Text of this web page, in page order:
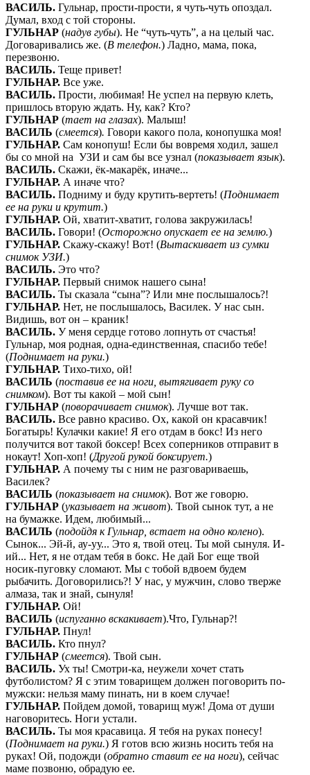
ВАСИЛЬ. Гульнар, прости-прости, я чуть-чуть опоздал.
Думал, вход с той стороны.
ГУЛЬНАР (надув губы). Не “чуть-чуть”, а на целый час.
Договаривались же. (В телефон.) Ладно, мама, пока,
перезвоню.
ВАСИЛЬ. Теще привет!
ГУЛЬНАР. Все уже.
ВАСИЛЬ. Прости, любимая! Не успел на первую клеть,
пришлось вторую ждать. Ну, как? Кто?
ГУЛЬНАР (тает на глазах). Малыш!
ВАСИЛЬ (смеется). Говори какого пола, конопушка моя!
ГУЛЬНАР. Сам конопуш! Если бы вовремя ходил, зашел
бы со мной на УЗИ и сам бы все узнал (показывает язык).
ВАСИЛЬ. Скажи, ёк-макарёк, иначе...
ГУЛЬНАР. А иначе что?
ВАСИЛЬ. Подниму и буду крутить-вертеть! (Поднимает
ее на руки и крутит.)
ГУЛЬНАР. Ой, хватит-хватит, голова закружилась!
ВАСИЛЬ. Говори! (Осторожно опускает ее на землю.)
ГУЛЬНАР. Скажу-скажу! Вот! (Вытаскивает из сумки
снимок УЗИ.)
ВАСИЛЬ. Это что?
ГУЛЬНАР. Первый снимок нашего сына!
ВАСИЛЬ. Ты сказала “сына”? Или мне послышалось?!
ГУЛЬНАР. Нет, не послышалось, Василек. У нас сын.
Видишь, вот он – краник!
ВАСИЛЬ. У меня сердце готово лопнуть от счастья!
Гульнар, моя родная, одна-единственная, спасибо тебе!
(Поднимает на руки.)
ГУЛЬНАР. Тихо-тихо, ой!
ВАСИЛЬ (поставив ее на ноги, вытягивает руку со
снимком). Вот ты какой – мой сын!
ГУЛЬНАР (поворачивает снимок). Лучше вот так.
ВАСИЛЬ. Все равно красиво. Ох, какой он красавчик!
Богатырь! Кулачки какие! Я его отдам в бокс! Из него
получится вот такой боксер! Всех соперников отправит в
нокаут! Хоп-хоп! (Другой рукой боксирует.)
ГУЛЬНАР. А почему ты с ним не разговариваешь,
Василек?
ВАСИЛЬ (показывает на снимок). Вот же говорю.
ГУЛЬНАР (указывает на живот). Твой сынок тут, а не
на бумажке. Идем, любимый...
ВАСИЛЬ (подойдя к Гульнар, встает на одно колено).
Сынок... Эй-й, ау-уу... Это я, твой отец. Ты мой сынуля. И-
ий... Нет, я не отдам тебя в бокс. Не дай Бог еще твой
носик-пуговку сломают. Мы с тобой вдвоем будем
рыбачить. Договорились?! У нас, у мужчин, слово тверже
алмаза, так и знай, сынуля!
ГУЛЬНАР. Ой!
ВАСИЛЬ (испуганно вскакивает).Что, Гульнар?!
ГУЛЬНАР. Пнул!
ВАСИЛЬ. Кто пнул?
ГУЛЬНАР (смеется). Твой сын.
ВАСИЛЬ. Ух ты! Смотри-ка, неужели хочет стать
футболистом? Я с этим товарищем должен поговорить по-
мужски: нельзя маму пинать, ни в коем случае!
ГУЛЬНАР. Пойдем домой, товарищ муж! Дома от души
наговоритесь. Ноги устали.
ВАСИЛЬ. Ты моя красавица. Я тебя на руках понесу!
(Поднимает на руки.) Я готов всю жизнь носить тебя на
руках! Ой, подожди (обратно ставит ее на ноги), сейчас
маме позвоню, обрадую ее.